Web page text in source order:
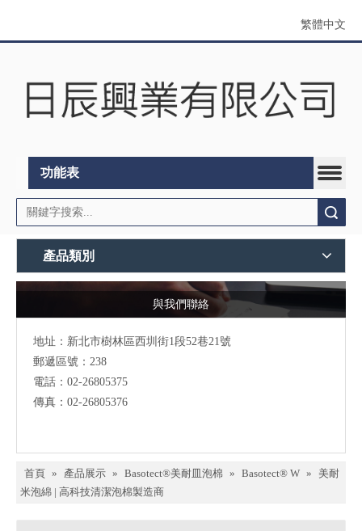
繁體中文
功能表
產品類別
與我們聯絡
地址： 新北市樹林區西圳街1段52巷21號
郵遞區號：238
電話：02-26805375
傳真：02-26805376
首頁 » 產品展示 » Basotect®美耐皿泡棉 » Basotect® W »
美耐
米泡綿 | 高科技清潔泡棉製造商